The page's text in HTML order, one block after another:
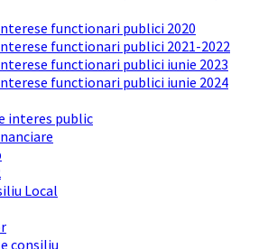
functionari publici 2020
functionari publici 2021-2022
functionari publici iunie 2023
functionari publici iunie 2024
interes public
Local
consiliu